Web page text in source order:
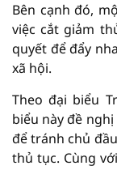
Bên cạnh đó,
việc cắt giảm
quyết để đẩy
xã hội.
Theo đại biểu
biểu này đề
để tránh chủ
thủ tục. Cùng